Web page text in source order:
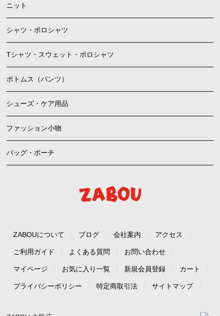
ニット
シャツ・ポロシャツ
Tシャツ・スウェット・ポロシャツ
ボトムス（パンツ）
シューズ・ケア用品
ファッション小物
バッグ・ポーチ
ZABOUについて ブログ 会社案内 アクセス
ご利用ガイド よくある質問 お問い合わせ
マイページ お気に入り一覧 新規会員登録 カート
プライバシーポリシー 特定商取引法 サイトマップ